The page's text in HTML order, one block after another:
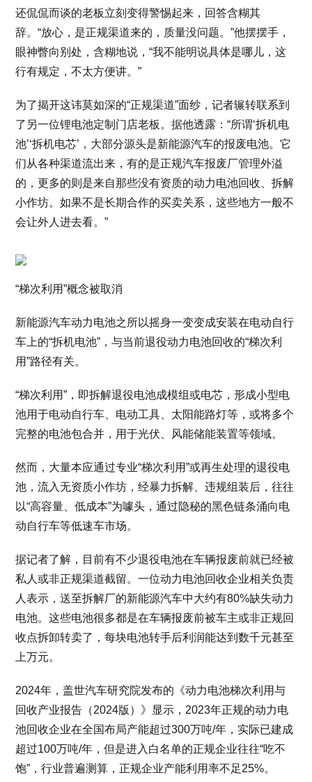
还侃侃而谈的老板立刻变得警惕起来，回答含糊其
辞。“放心，是正规渠道来的，质量没问题。”他摆摆手，
眼神瞥向别处，含糊地说，“我不能明说具体是哪儿，这
行有规定，不太方便讲。”
为了揭开这讳莫如深的“正规渠道”面纱，记者辗转联系到
了另一位锂电池定制门店老板。据他透露：“所谓‘拆机电
池’‘拆机电芯’，大部分源头是新能源汽车的报废电池。它
们从各种渠道流出来，有的是正规汽车报废厂管理外溢
的，更多的则是来自那些没有资质的动力电池回收、拆解
小作坊。如果不是长期合作的买卖关系，这些地方一般不
会让外人进去看。”
“梯次利用”概念被取消
新能源汽车动力电池之所以摇身一变变成安装在电动自行
车上的“拆机电池”，与当前退役动力电池回收的“梯次利
用”路径有关。
“梯次利用”，即拆解退役电池成模组或电芯，形成小型电
池用于电动自行车、电动工具、太阳能路灯等，或将多个
完整的电池包合并，用于光伏、风能储能装置等领域。
然而，大量本应通过专业“梯次利用”或再生处理的退役电
池，流入无资质小作坊，经暴力拆解、违规组装后，往往
以“高容量、低成本”为噱头，通过隐秘的黑色链条涌向电
动自行车等低速车市场。
据记者了解，目前有不少退役电池在车辆报废前就已经被
私人或非正规渠道截留。一位动力电池回收企业相关负责
人表示，送至拆解厂的新能源汽车中大约有80%缺失动力
电池。这些电池很多都是在车辆报废前被车主或非正规回
收点拆卸转卖了，每块电池转手后利润能达到数千元甚至
上万元。
2024年，盖世汽车研究院发布的《动力电池梯次利用与
回收产业报告（2024版）》显示，2023年正规的动力电
池回收企业在全国布局产能超过300万吨/年，实际已建成
超过100万吨/年，但是进入白名单的正规企业往往“吃不
饱”，行业普遍测算，正规企业产能利用率不足25%。